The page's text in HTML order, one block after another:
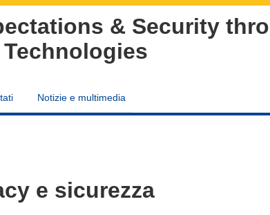
& Security
Notizie e multimedia
e sicurezza